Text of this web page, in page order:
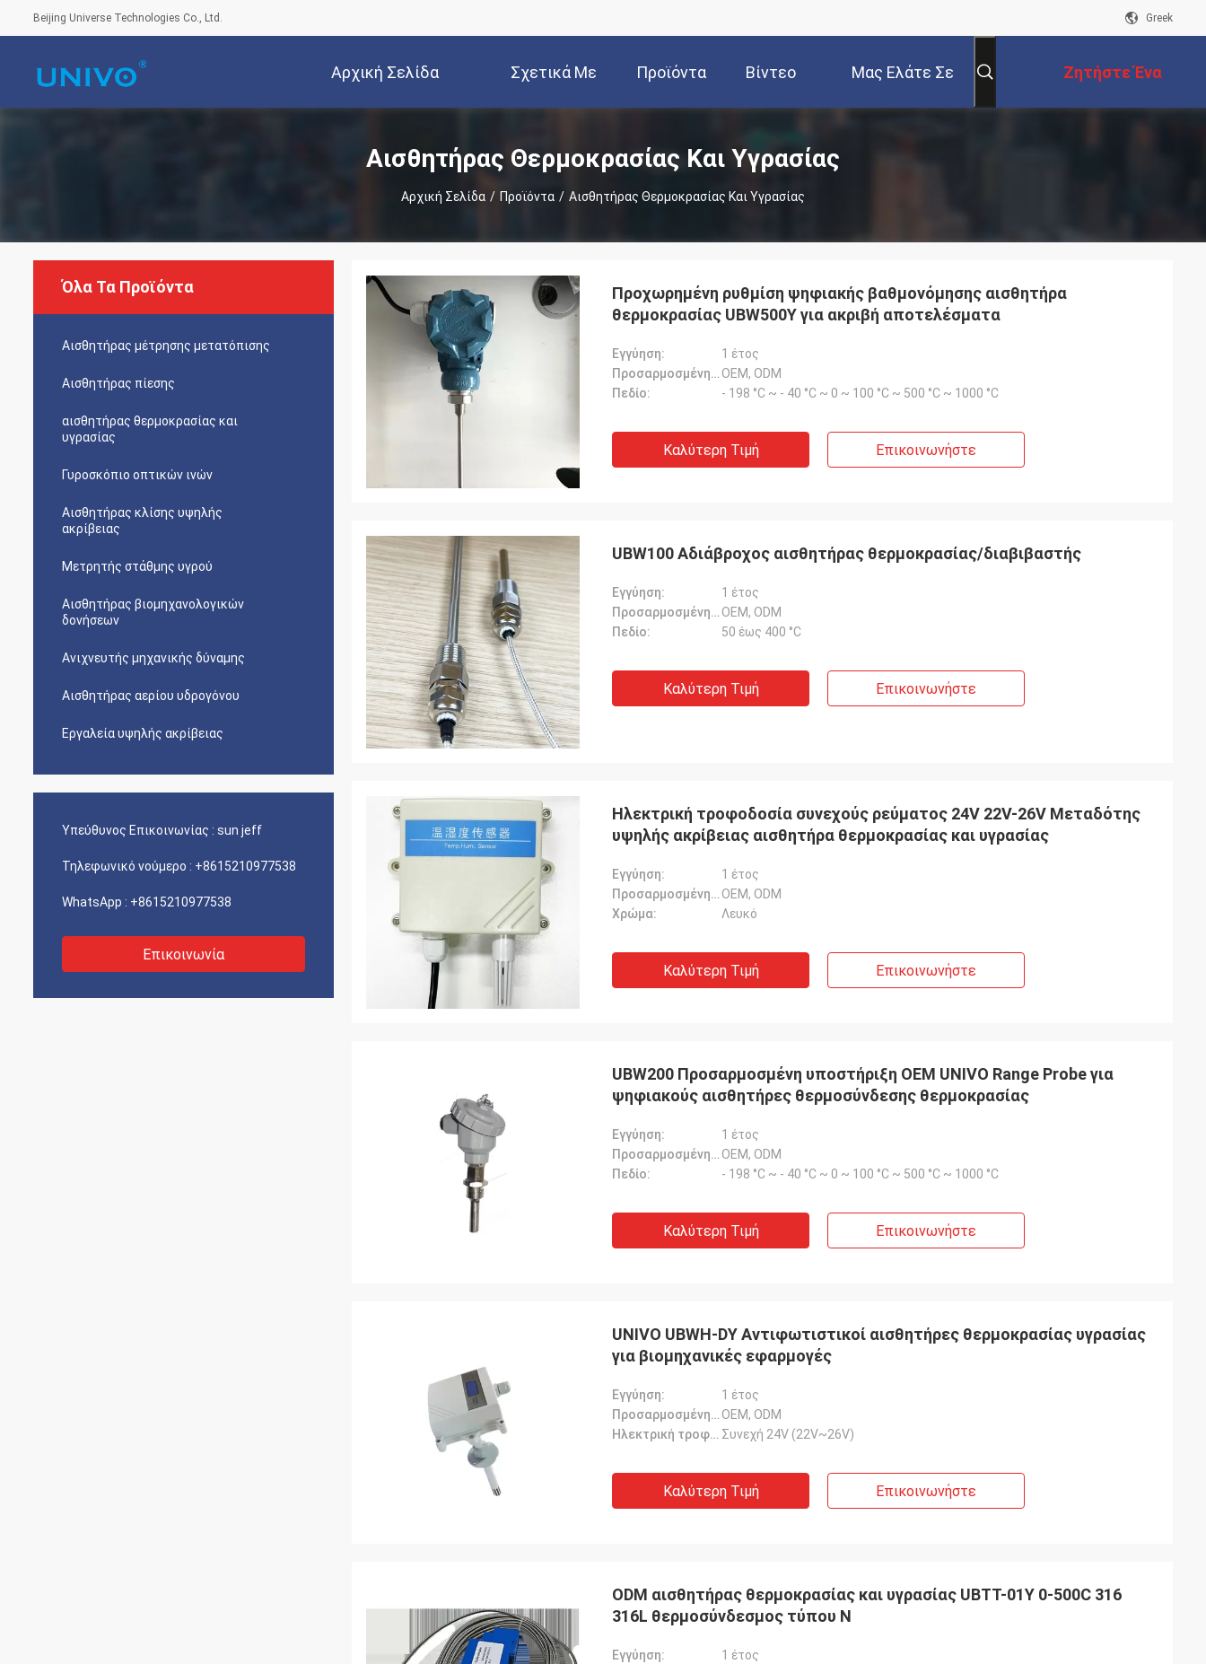
Beijing Universe Technologies Co., Ltd. Greek
Αρχική Σελίδα Σχετικά Με Προϊόντα Βίντεο Μας Ελάτε Σε Ζητήστε Ένα
Απόσπασμα
Αισθητήρας Θερμοκρασίας Και Υγρασίας
Αρχική Σελίδα / Προϊόντα / Αισθητήρας Θερμοκρασίας Και Υγρασίας
Όλα Τα Προϊόντα
Αισθητήρας μέτρησης μετατόπισης
Αισθητήρας πίεσης
αισθητήρας θερμοκρασίας και
υγρασίας
Γυροσκόπιο οπτικών ινών
Αισθητήρας κλίσης υψηλής
ακρίβειας
Μετρητής στάθμης υγρού
Αισθητήρας βιομηχανολογικών
δονήσεων
Ανιχνευτής μηχανικής δύναμης
Αισθητήρας αερίου υδρογόνου
Εργαλεία υψηλής ακρίβειας
Υπεύθυνος Επικοινωνίας : sun jeff
Τηλεφωνικό νούμερο : +8615210977538
WhatsApp : +8615210977538
Επικοινωνία
Προχωρημένη ρυθμίση ψηφιακής βαθμονόμησης αισθητήρα
θερμοκρασίας UBW500Y για ακριβή αποτελέσματα
Εγγύηση:
1 έτος
Προσαρμοσμένη υποστήριξη: OEM, ODM
Πεδίο:
- 198 °C ~ - 40 °C ~ 0 ~ 100 °C ~ 500 °C ~ 1000 °C
Καλύτερη Τιμή Επικοινωνήστε
UBW100 Αδιάβροχος αισθητήρας θερμοκρασίας/διαβιβαστής
Εγγύηση:
1 έτος
Προσαρμοσμένη υποστήριξη: OEM, ODM
Πεδίο:
50 έως 400 °C
Καλύτερη Τιμή Επικοινωνήστε
Ηλεκτρική τροφοδοσία συνεχούς ρεύματος 24V 22V-26V Μεταδότης
υψηλής ακρίβειας αισθητήρα θερμοκρασίας και υγρασίας
Εγγύηση:
1 έτος
Προσαρμοσμένη υποστήριξη: OEM, ODM
Χρώμα:
Λευκό
Καλύτερη Τιμή Επικοινωνήστε
UBW200 Προσαρμοσμένη υποστήριξη OEM UNIVO Range Probe για
ψηφιακούς αισθητήρες θερμοσύνδεσης θερμοκρασίας
Εγγύηση:
1 έτος
Προσαρμοσμένη υποστήριξη: OEM, ODM
Πεδίο:
- 198 °C ~ - 40 °C ~ 0 ~ 100 °C ~ 500 °C ~ 1000 °C
Καλύτερη Τιμή Επικοινωνήστε
UNIVO UBWH-DY Αντιφωτιστικοί αισθητήρες θερμοκρασίας υγρασίας
για βιομηχανικές εφαρμογές
Εγγύηση:
1 έτος
Προσαρμοσμένη υποστήριξη: OEM, ODM
Ηλεκτρική τροφοδοσία: Συνεχή 24V (22V~26V)
Καλύτερη Τιμή Επικοινωνήστε
ODM αισθητήρας θερμοκρασίας και υγρασίας UBTT-01Y 0-500C 316
316L θερμοσύνδεσμος τύπου N
Εγγύηση:
1 έτος